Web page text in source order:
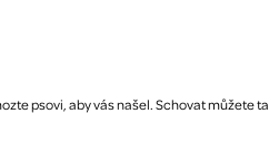
psovi, aby vás našel. Schovat můžete